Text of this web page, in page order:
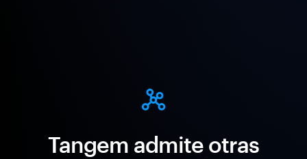
Tangem admite otras